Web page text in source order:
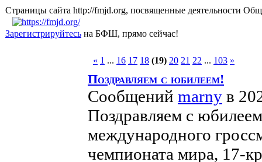
Страницы сайта http://fmjd.org, посвященные
Зарегистрируйтесь на БФШ, прямо сейчас!
« 1 ... 16 17 18 (19) 20 21 22 ... 103 »
Поздравляем с юбилеем!
Сообщений marny в
Поздравляем с
международного
чемпионата мира, 17-